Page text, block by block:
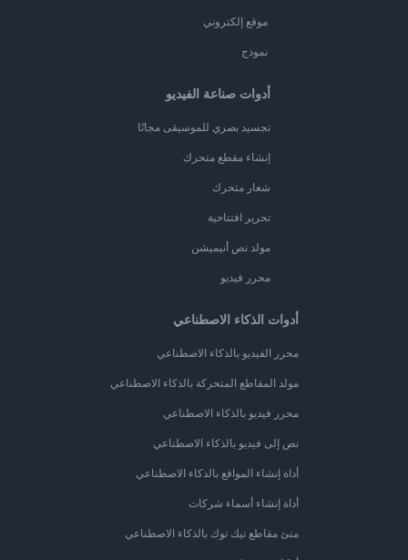
موقع إلكتروني
نموذج
أدوات صناعة الفيديو
تجسيد بصري للموسيقى مجانًا
إنشاء مقطع متحرك
شعار متحرك
تحرير افتتاحية
مولد نص أنيميشن
محرر فيديو
أدوات الذكاء الاصطناعي
محرر الفيديو بالذكاء الاصطناعي
مولد المقاطع المتحركة بالذكاء الاصطناعي
محرر فيديو بالذكاء الاصطناعي
نص إلى فيديو بالذكاء الاصطناعي
أداة إنشاء المواقع بالذكاء الاصطناعي
أداة إنشاء أسماء شركات
منئ مقاطع تيك توك بالذكاء الاصطناعي